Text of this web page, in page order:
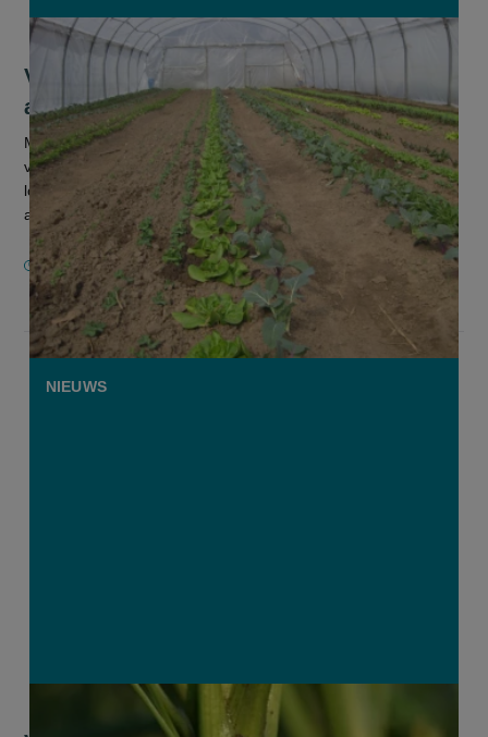
Voedsel Anders zoekt brede steun voor
agro-ecologie
Met een nieuwe website gaat Voedsel Anders, een beweging
van ruim 25 organisaties, op zoek naar burgers, bedrijven en
lokale groepen die zich willen aansluiten bij de groeiende
agro-ecologie...
27 NOVEMBER 2020
NIEUWS